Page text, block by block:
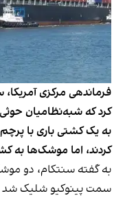
کرد که شبه‌نظامیان
به یک کشتی باری با
کردند، اما موشک‌ها به
به گفته سنتکام، دو
سمت پینوکیو شلیک شد